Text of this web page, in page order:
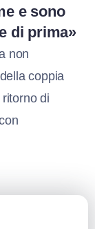
e sono
di prima»
non
coppia
di